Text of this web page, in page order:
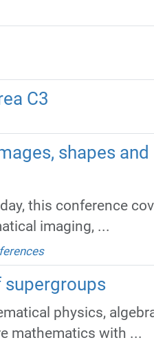
C3
shapes
this conference
imaging, ...
supergroups
physics,
mathematics with ...